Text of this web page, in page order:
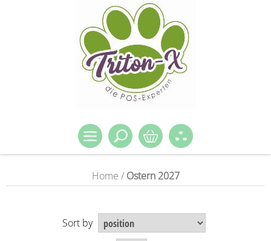
Home / Ostern 2027
Sort by